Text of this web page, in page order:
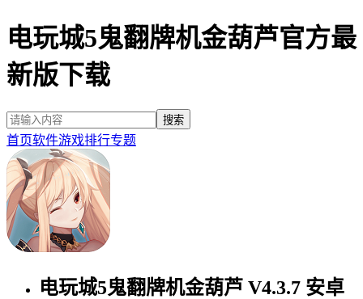
电玩城5鬼翻牌机金葫芦官方最
新版下载
首页软件游戏排行专题
电玩城5鬼翻牌机金葫芦 V4.3.7 安卓